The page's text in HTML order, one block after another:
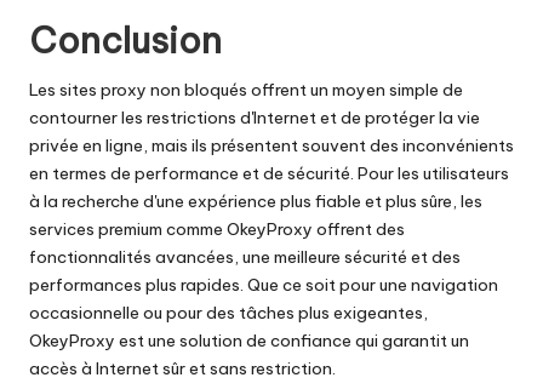
Conclusion
Les sites proxy non bloqués offrent un moyen simple de
contourner les restrictions d'Internet et de protéger la vie
privée en ligne, mais ils présentent souvent des inconvénients
en termes de performance et de sécurité. Pour les utilisateurs
à la recherche d'une expérience plus fiable et plus sûre, les
services premium comme OkeyProxy offrent des
fonctionnalités avancées, une meilleure sécurité et des
performances plus rapides. Que ce soit pour une navigation
occasionnelle ou pour des tâches plus exigeantes,
OkeyProxy est une solution de confiance qui garantit un
accès à Internet sûr et sans restriction.